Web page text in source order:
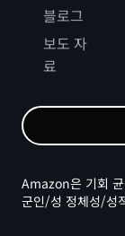
블로그
보도 자
료
Amazon은 기회
군인/성 정체성/성